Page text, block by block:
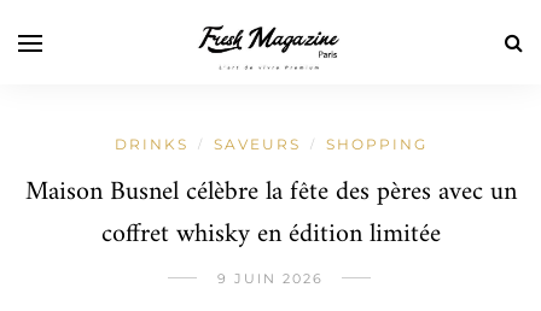
DRINKS / SAVEURS / SHOPPING
Maison Busnel célèbre la fête des pères avec un
coffret whisky en édition limitée
9 JUIN 2026